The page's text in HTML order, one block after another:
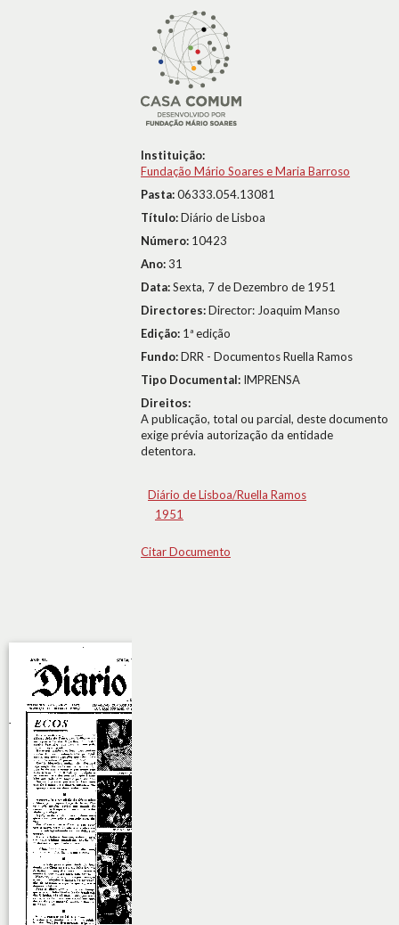
Instituição:
Fundação Mário Soares e Maria Barroso
Pasta:06333.054.13081
Título:Diário de Lisboa
Número: 10423
Ano:31
Data:Sexta, 7 de Dezembro de 1951
Directores:Director: Joaquim Manso
Edição: 1ª edição
Fundo:DRR - Documentos Ruella Ramos
Tipo Documental: IMPRENSA
Direitos:
A publicação, total ou parcial, deste documento
exige prévia autorização da entidade
detentora.
Diário de Lisboa/Ruella Ramos
1951
Citar Documento